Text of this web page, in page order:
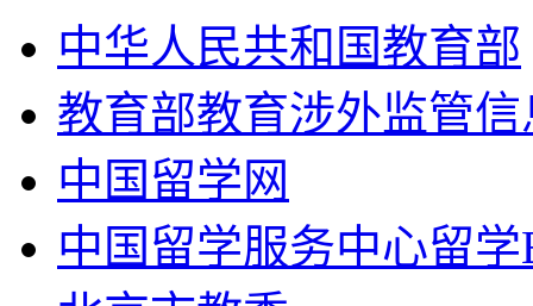
中华人民共和国教育部
教育部教育涉外监管信
中国留学网
中国留学服务中心留